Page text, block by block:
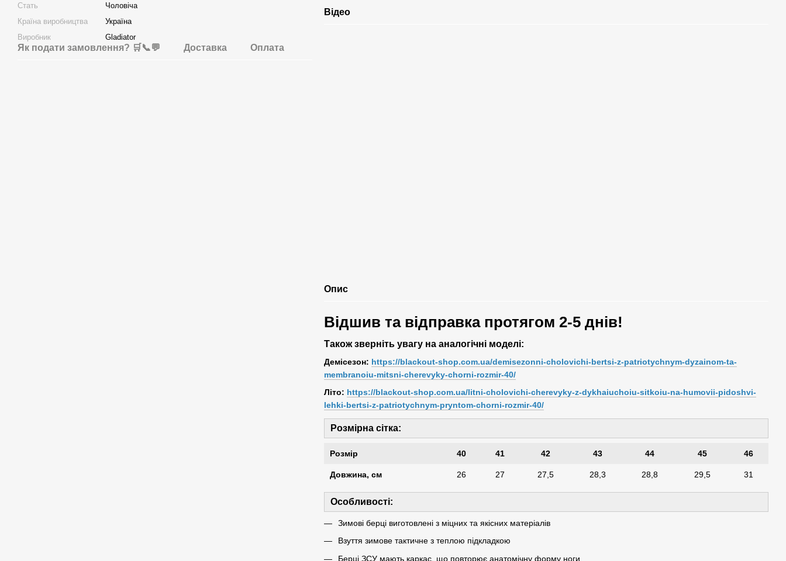
Стать
Чоловіча
Країна виробництва
Україна
Виробник
Gladiator
Як подати замовлення? 🛒📞💬 Доставка Оплата
Відео
Опис
Відшив та відправка протягом 2-5 днів!
Також зверніть увагу на аналогічні моделі:
Демісезон: https://blackout-shop.com.ua/demisezonni-cholovichi-bertsi-z-patriotychnym-dyzainom-ta-
membranoiu-mitsni-cherevyky-chorni-rozmir-40/
Літо: https://blackout-shop.com.ua/litni-cholovichi-cherevyky-z-dykhaiuchoiu-sitkoiu-na-humovii-pidoshvi-
lehki-bertsi-z-patriotychnym-pryntom-chorni-rozmir-40/
Розмірна сітка:
Розмір 40 41 42 43 44 45 46
Довжина, см 26 27 27,5 28,3 28,8 29,5 31
Особливості:
Зимові берці виготовлені з міцних та якісних матеріалів
Взуття зимове тактичне з теплою підкладкою
Берці ЗСУ мають каркас, що повторює анатомічну форму ноги